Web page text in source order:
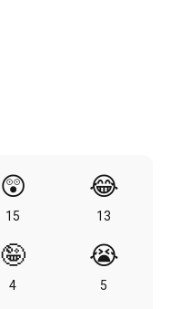
😲
15
😂
13
🤪
4
😭
5